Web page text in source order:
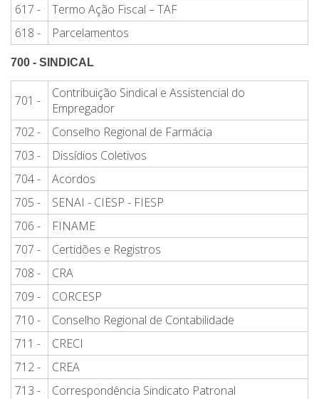
617 -
Termo Ação Fiscal – TAF
618 -
Parcelamentos
700 - SINDICAL
701 -
Contribuição Sindical e Assistencial do
Empregador
702 -
Conselho Regional de Farmácia
703 -
Dissídios Coletivos
704 -
Acordos
705 -
SENAI - CIESP - FIESP
706 -
FINAME
707 -
Certidões e Registros
708 -
CRA
709 -
CORCESP
710 -
Conselho Regional de Contabilidade
711 -
CRECI
712 -
CREA
713 -
Correspondência Sindicato Patronal